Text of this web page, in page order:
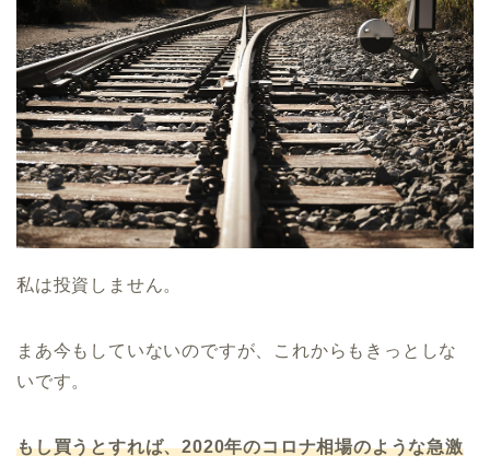
私は投資しません。
まあ今もしていないのですが、これからもきっとしな
いです。
もし買うとすれば、2020年のコロナ相場のような急激